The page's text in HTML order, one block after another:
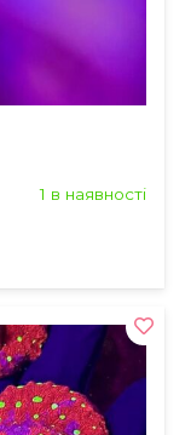
1 в наявності